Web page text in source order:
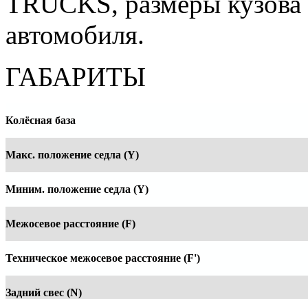
автомобиля.
ГАБАРИТЫ
Колёсная база
Макс. положение седла (Y)
Миним. положение седла (Y)
Межосевое расстояние (F)
Техническое межосевое расстояние (F')
Задний свес (N)